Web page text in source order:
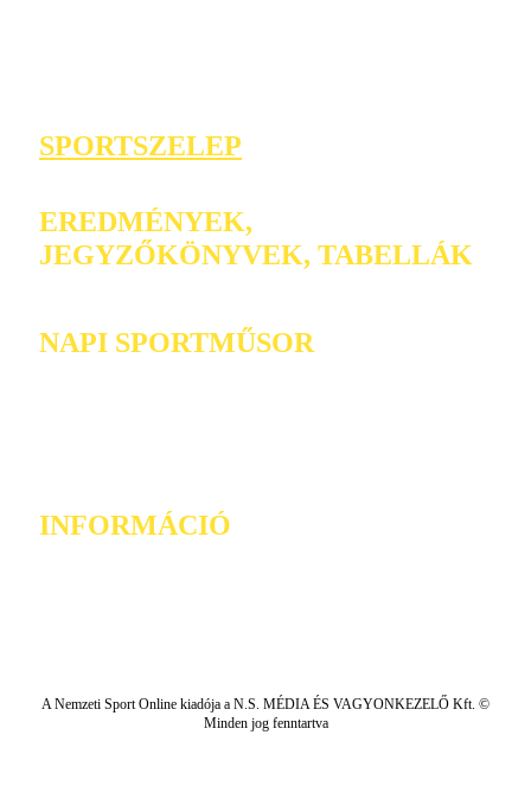
SPORTSZELEP
EREDMÉNYEK,
JEGYZŐKÖNYVEK, TABELLÁK
NAPI SPORTMŰSOR
INFORMÁCIÓ
A Nemzeti Sport Online kiadója a N.S. MÉDIA ÉS VAGYONKEZELŐ Kft. ©
Minden jog fenntartva